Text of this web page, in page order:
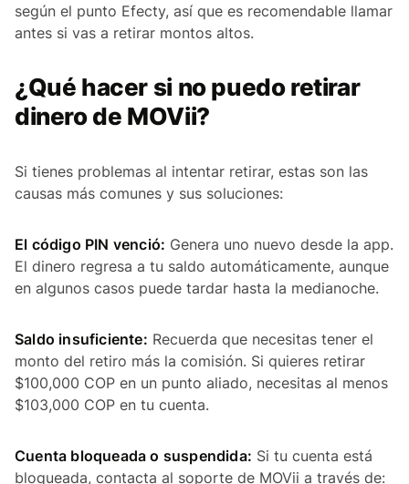
según el punto Efecty, así que es recomendable llamar
antes si vas a retirar montos altos.
¿Qué hacer si no puedo retirar
dinero de MOVii?
Si tienes problemas al intentar retirar, estas son las
causas más comunes y sus soluciones:
El código PIN venció: Genera uno nuevo desde la app.
El dinero regresa a tu saldo automáticamente, aunque
en algunos casos puede tardar hasta la medianoche.
Saldo insuficiente: Recuerda que necesitas tener el
monto del retiro más la comisión. Si quieres retirar
$100,000 COP en un punto aliado, necesitas al menos
$103,000 COP en tu cuenta.
Cuenta bloqueada o suspendida: Si tu cuenta está
bloqueada, contacta al soporte de MOVii a través de: